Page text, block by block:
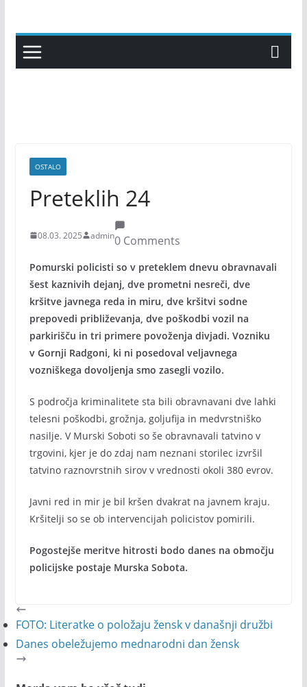
content
OSTALO
Preteklih 24
08.03. 2025 admin0 Comments
Pomurski policisti so v preteklem dnevu obravnavali
šest kaznivih dejanj, dve prometni nesreči, dve
kršitve javnega reda in miru, dve kršitvi sodne
prepovedi približevanja, dve poškodbi vozil na
parkirišču in tri primere povoženja divjadi. Vozniku
v Gornji Radgoni, ki ni posedoval veljavnega
vozniškega dovoljenja smo zasegli vozilo.
S področja kriminalitete sta bili obravnavani dve lahki
telesni poškodbi, grožnja, goljufija in medvrstniško
nasilje. V Murski Soboti so še obravnavali tatvino v
trgovini, kjer je do zdaj nam neznani storilec izvršil
tatvino raznovrstnih sirov v vrednosti okoli 380 evrov.
Javni red in mir je bil kršen dvakrat na javnem kraju.
Kršitelji so se ob intervencijah policistov pomirili.
Pogostejše meritve hitrosti bodo danes na območju
policijske postaje Murska Sobota.
FOTO: Literatke o položaju žensk v današnji družbi
Danes obeležujemo mednarodni dan žensk